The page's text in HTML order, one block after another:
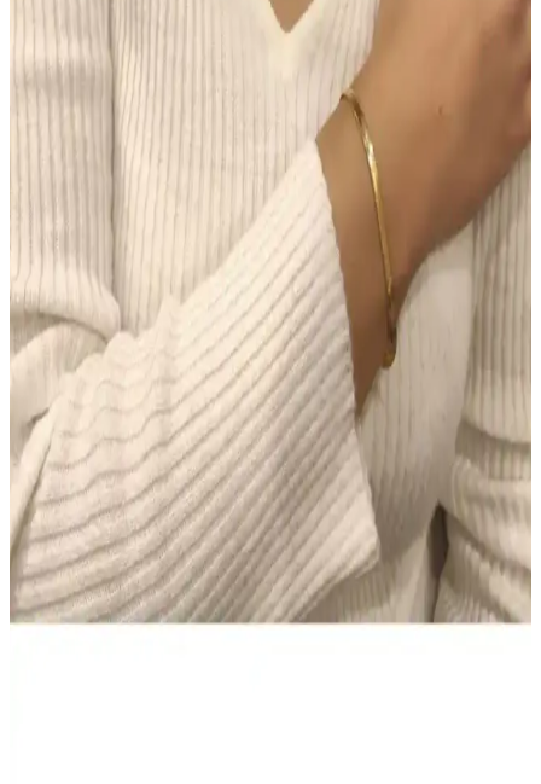
Morfose Kahve Renkli Saçlar İçin Kuru Şampuan
İncelemesi ve Kullanım İpuçları
Morfose kahve renkli kuru şampuan, doğal görünüm ve hacim
sağlar, saç derisini temiz tutar, kullanım kolaylığı sunar ve renk
uyumu sağlar. Ancak, yoğun renk ve kalıcılık konusunda dikkatli
Makyajda Doğru Ürün Seçimi ve Uygulama
Teknikleri ile Kalıcı ve Doğal Görünüm Sağlama
Makyajda doğru ürün seçimi ve uygulama teknikleri, doğal ve kalıcı
bir görünüm için kritik öneme sahiptir. Tonlu nemlendiriciden suya
dayanıklı göz kalemine kadar ürünlerin işlevleri ve kullanımı
detaylıca ele alınmıştır.
Colgate Sensitive Diş Macunu 75 ml 2'li Fırsat Seti –
Hassas Dişler için Beyazlatıcı Çözüm
Colgate Sensitive Diş Macunu 75 ml’lik iki tüp içeren Türkiye
kökenli set, hassas dişlere nazik beyazlatma sunar ve güvenli
kullanım sağlar. Evde düzenli kullanım için pratiktir; bazı
kullanıcılar kıvam ve köpürmede farklılık bildirir, genel memnuniyet
yüksek.
NIVEA Men Deep Impact El ve Vücut Kremi: Derin
Nem, Yağsız Ferahlık ve Erkeksi Koku